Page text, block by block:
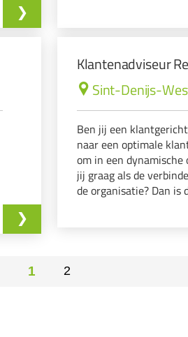
Klantenadviseur
Sint-Denijs-
Ben jij een
naar een optimale
om in een
jij graag als de
de organisatie? Dan is
1 2